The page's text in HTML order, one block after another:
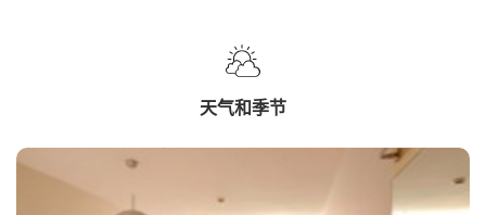
天气和季节